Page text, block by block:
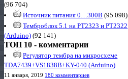
(96 704)
Источник питания 0…300В (95 098)
Темброблок 5.1 на PT2323 и PT2322
(Arduino) (92 141)
ТОП 10 - комментарии
Регулятор тембра на микросхеме
TDA7439+VS1838B+KY-040 (Arduino)
11 января, 2019 180 комментариев